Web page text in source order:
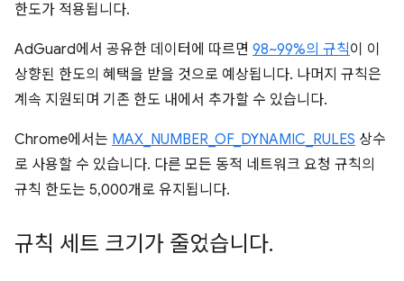
한도가 적용됩니다.
AdGuard에서 공유한 데이터에 따르면 98~99%의 규칙이 이
상향된 한도의 혜택을 받을 것으로 예상됩니다. 나머지 규칙은
계속 지원되며 기존 한도 내에서 추가할 수 있습니다.
Chrome에서는 MAX_NUMBER_OF_DYNAMIC_RULES 상수
로 사용할 수 있습니다. 다른 모든 동적 네트워크 요청 규칙의
규칙 한도는 5,000개로 유지됩니다.
규칙 세트 크기가 줄었습니다.